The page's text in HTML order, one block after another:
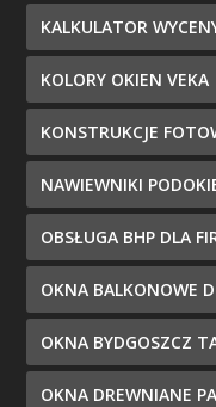
KALKULATOR
KOLORY OKIEN VEKA
KONSTRUKCJE
NAWIEWNIKI
OBSŁUGA BHP DLA
OKNA BALKONOWE
OKNA BYDGOSZCZ
OKNA DREWNIANE